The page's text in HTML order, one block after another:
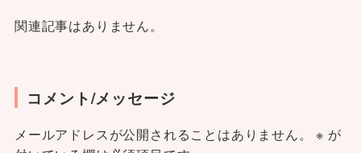
関連記事はありません。
コメント/メッセージ
メールアドレスが公開されることはありません。 ※ が